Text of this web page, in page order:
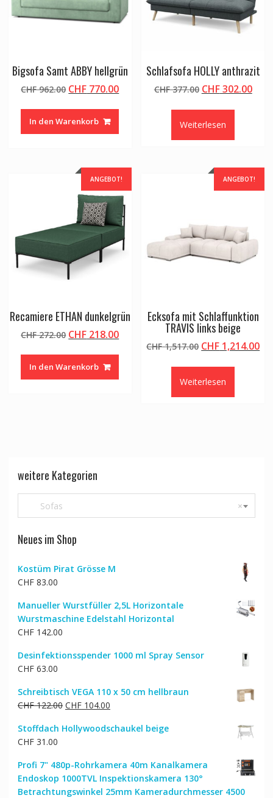
Bigsofa Samt ABBY hellgrün
CHF962.00 Ursprünglicher
war:
CHF 962.00
CHF 770.00Aktueller
In den Warenkorb
Schlafsofa HOLLY anthrazit
CHF377.00 Ursprünglicher
CHF 377.00
CHF302.00
Weiterlesen
ANGEBOT!
Recamiere ETHAN dunkelgrün
CHF272.00 Ursprünglicher
war:
CHF 272.00
CHF 218.00Aktueller
In den Warenkorb
ANGEBOT!
Ecksofa mit Schlaffunktion
TRAVIS links beige
CHF1,517.00 Ursprünglicher
CHF 1,517.00
CHF 1,214.00
Weiterlesen
weitere Kategorien
×
Sofas
Neues im Shop
Kostüm Pirat Grösse M
CHF83.00
Manueller Wurstfüller 2,5L Horizontale
Wurstmaschine Edelstahl Horizontal
CHF142.00
Desinfektionsspender 1000 ml Spray Sensor
CHF63.00
Schreibtisch VEGA 110 x 50 cm hellbraun
CHF122.00 Ursprünglicher
war:
CHF104.00Aktueller
ist:
Stoffdach Hollywoodschaukel beige
CHF31.00
Profi 7" 480p-Rohrkamera 40m Kanalkamera
Endoskop 1000TVL Inspektionskamera 130°
Betrachtungswinkel 25mm Kameradurchmesser 4500